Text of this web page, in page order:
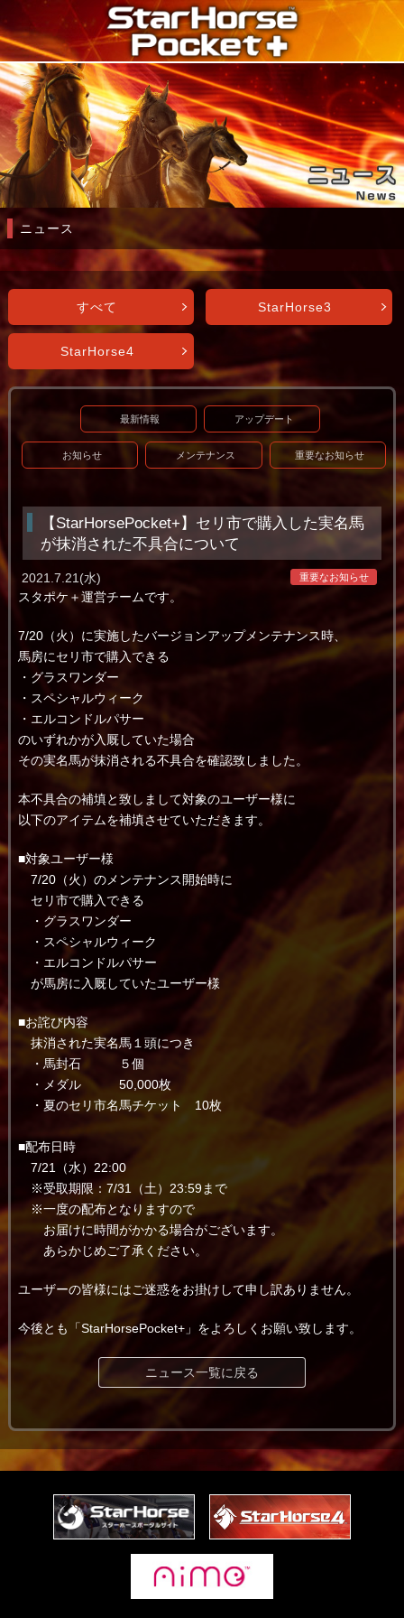
ニュース
すべて StarHorse3
StarHorse4
最新情報 アップデート
お知らせ メンテナンス 重要なお知らせ
【StarHorsePocket+】セリ市で購入した実名馬
が抹消された不具合について
重要なお知らせ
2021.7.21(水)
スタポケ＋運営チームです。
7/20（火）に実施したバージョンアップメンテナンス時、
馬房にセリ市で購入できる
・グラスワンダー
・スペシャルウィーク
・エルコンドルパサー
のいずれかが入厩していた場合
その実名馬が抹消される不具合を確認致しました。
本不具合の補填と致しまして対象のユーザー様に
以下のアイテムを補填させていただきます。
■対象ユーザー様
7/20（火）のメンテナンス開始時に
セリ市で購入できる
・グラスワンダー
・スペシャルウィーク
・エルコンドルパサー
が馬房に入厩していたユーザー様
■お詫び内容
抹消された実名馬１頭につき
・馬封石 ５個
・メダル 50,000枚
・夏のセリ市名馬チケット 10枚
■配布日時
7/21（水）22:00
※受取期限：7/31（土）23:59まで
※一度の配布となりますので
お届けに時間がかかる場合がございます。
あらかじめご了承ください。
ユーザーの皆様にはご迷惑をお掛けして申し訳ありません。
今後とも「StarHorsePocket+」をよろしくお願い致します。
ニュース一覧に戻る